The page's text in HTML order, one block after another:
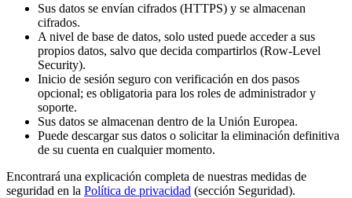
Sus datos se envían cifrados (HTTPS) y se almacenan
cifrados.
A nivel de base de datos, solo usted puede acceder a sus
propios datos, salvo que decida compartirlos (Row-Level
Security).
Inicio de sesión seguro con verificación en dos pasos
opcional; es obligatoria para los roles de administrador y
soporte.
Sus datos se almacenan dentro de la Unión Europea.
Puede descargar sus datos o solicitar la eliminación definitiva
de su cuenta en cualquier momento.
Encontrará una explicación completa de nuestras medidas de
seguridad en la Política de privacidad (sección Seguridad).